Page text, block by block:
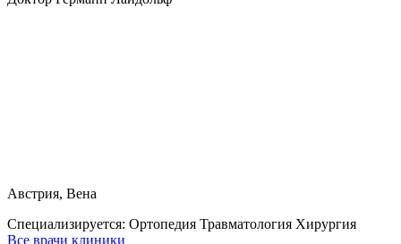
Австрия, Вена
Специализируется: Ортопедия Травматология Хирургия
Все врачи клиники